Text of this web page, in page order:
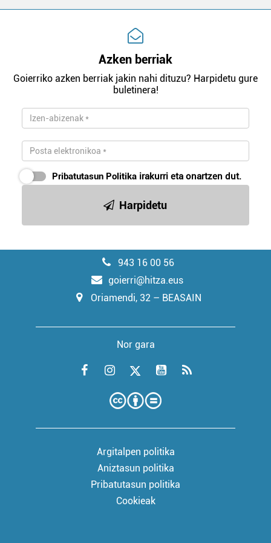
Azken berriak
Goierriko azken berriak jakin nahi dituzu? Harpidetu gure
buletinera!
Pribatutasun Politika irakurri eta onartzen dut.
Harpidetu
943 16 00 56
goierri@hitza.eus
Oriamendi, 32 – BEASAIN
Nor gara
Argitalpen politika
Aniztasun politika
Pribatutasun politika
Cookieak